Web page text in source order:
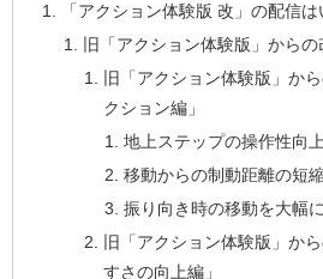
「アクション体験版 改」の配信は
旧「アクション体験版」からの
旧「アクション体験版」か
クション編」
地上ステップの操作性向上
移動からの制動距離の短
振り向き時の移動を大幅
旧「アクション体験版」か
すさの向上編」